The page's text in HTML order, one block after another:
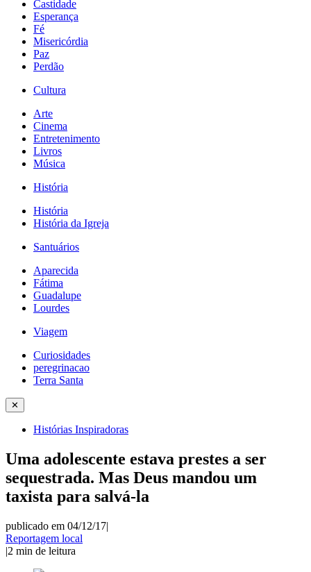
Castidade
Esperança
Fé
Misericórdia
Paz
Perdão
Cultura
Arte
Cinema
Entretenimento
Livros
Música
História
História
História da Igreja
Santuários
Aparecida
Fátima
Guadalupe
Lourdes
Viagem
Curiosidades
peregrinacao
Terra Santa
✕
Histórias Inspiradoras
Uma adolescente estava prestes a ser
sequestrada. Mas Deus mandou um
taxista para salvá-la
publicado em 04/12/17|
Reportagem local
|2 min de leitura